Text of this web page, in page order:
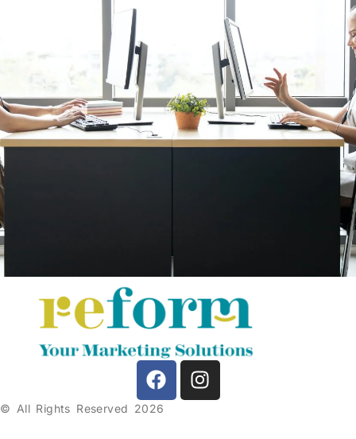
© All Rights Reserved 2026